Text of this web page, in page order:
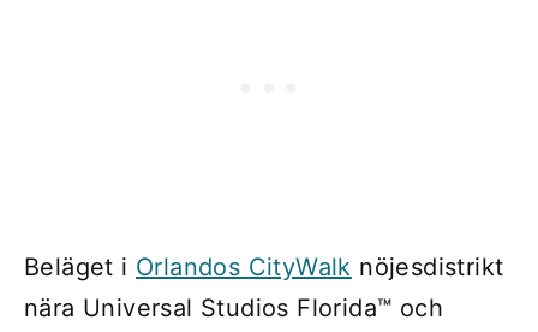
Beläget i Orlandos CityWalk nöjesdistrikt
nära Universal Studios Florida™ och